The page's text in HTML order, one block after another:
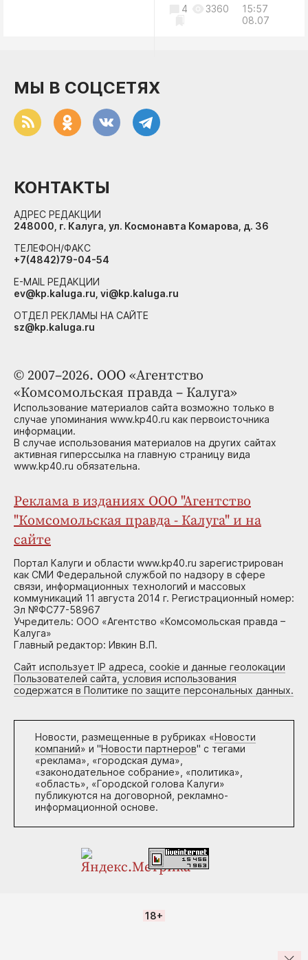
15:57
08.07
4 3360
© 2007–2026. ООО «Агентство
«Комсомольская правда – Калуга»
Использование материалов сайта возможно только в
случае упоминания www.kp40.ru как первоисточника
информации.
В случае использования материалов на других сайтах
активная гиперссылка на главную страницу вида
www.kp40.ru обязательна.
Реклама в изданиях ООО "Агентство
"Комсомольская правда - Калуга" и на
сайте
Портал Калуги и области www.kp40.ru зарегистрирован
как СМИ Федеральной службой по надзору в сфере
связи, информационных технологий и массовых
коммуникаций 11 августа 2014 г. Регистрационный номер:
Эл №ФС77-58967
Учредитель: ООО «Агентство «Комсомольская правда –
Калуга»
Главный редактор: Ивкин В.П.
Сайт использует IP адреса, cookie и данные геолокации
Пользователей сайта, условия использования
содержатся в Политике по защите персональных данных.
Новости, размещенные в рубриках «Новости
компаний» и "Новости партнеров" с тегами
«реклама», «городская дума»,
«законодательное собрание», «политика»,
«область», «Городской голова Калуги»
публикуются на договорной, рекламно-
информационной основе.
МЫ В СОЦСЕТЯХ
КОНТАКТЫ
АДРЕС РЕДАКЦИИ
248000, г. Калуга, ул. Космонавта Комарова, д. 36
ТЕЛЕФОН/ФАКС
+7(4842)79-04-54
E-MAIL РЕДАКЦИИ
ev@kp.kaluga.ru, vi@kp.kaluga.ru
ОТДЕЛ РЕКЛАМЫ НА САЙТЕ
sz@kp.kaluga.ru
18+